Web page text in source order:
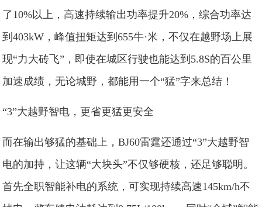
了10%以上，高速持续输出功率提升20%，综合功率达
到403kW，峰值扭矩达到655牛·米，不仅在越野场上展
现“力大砖飞”，即使在城区行驶也能达到5.8S的百公里
加速成绩，无论城野，都能用一个“猛”字来总结！
“3”大越野智电，更省更猛更安全
而在输出够猛的基础上，BJ60雷霆还通过“3”大越野智
电的加持，让这辆“大块头”不仅够硬核，还足够聪明。
首先全职智能补电的系统，可实现持续高速145km/h不